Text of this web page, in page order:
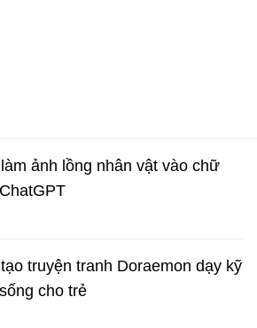
ảnh lồng nhân vật vào chữ
truyện tranh Doraemon dạy kỹ
cho trẻ